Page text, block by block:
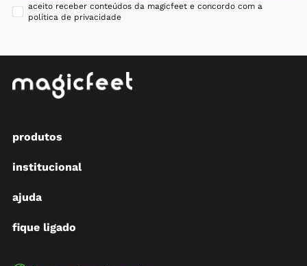
aceito receber conteúdos da magicfeet e concordo com a
política de privacidade
produtos
institucional
ajuda
fique ligado